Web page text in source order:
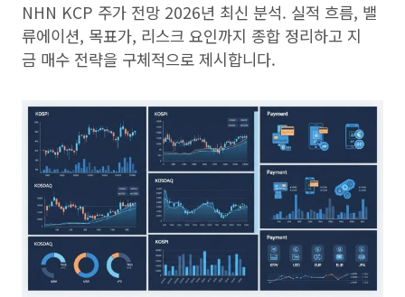
NHN KCP 주가 전망 2026년 최신 분석. 실적 흐름, 밸
류에이션, 목표가, 리스크 요인까지 종합 정리하고 지
금 매수 전략을 구체적으로 제시합니다.